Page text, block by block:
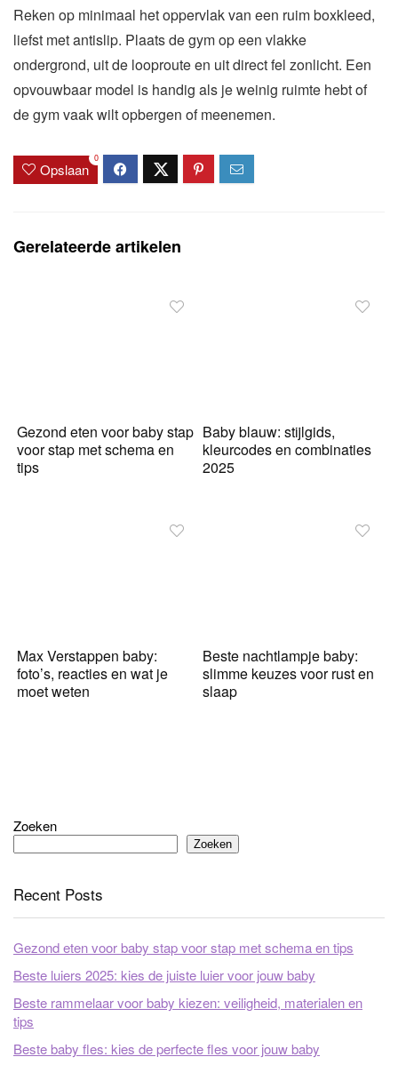
Reken op minimaal het oppervlak van een ruim boxkleed,
liefst met antislip. Plaats de gym op een vlakke
ondergrond, uit de looproute en uit direct fel zonlicht. Een
opvouwbaar model is handig als je weinig ruimte hebt of
de gym vaak wilt opbergen of meenemen.
Opslaan
0
Gerelateerde artikelen
Gezond eten voor baby stap
voor stap met schema en
tips
Baby blauw: stijlgids,
kleurcodes en combinaties
2025
Max Verstappen baby:
foto’s, reacties en wat je
moet weten
Beste nachtlampje baby:
slimme keuzes voor rust en
slaap
Zoeken
Zoeken
Recent Posts
Gezond eten voor baby stap voor stap met schema en tips
Beste luiers 2025: kies de juiste luier voor jouw baby
Beste rammelaar voor baby kiezen: veiligheid, materialen en
tips
Beste baby fles: kies de perfecte fles voor jouw baby